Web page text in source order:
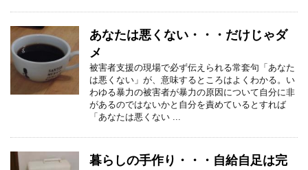
あなたは悪くない・・・だけじゃダ
メ
被害者支援の現場で必ず伝えられる常套句「あなた
は悪くない」が、意味するところはよくわかる。い
わゆる暴力の被害者が暴力の原因について自分に非
があるのではないかと自分を責めているとすれば
「あなたは悪くない ...
暮らしの手作り・・・自給自足は完